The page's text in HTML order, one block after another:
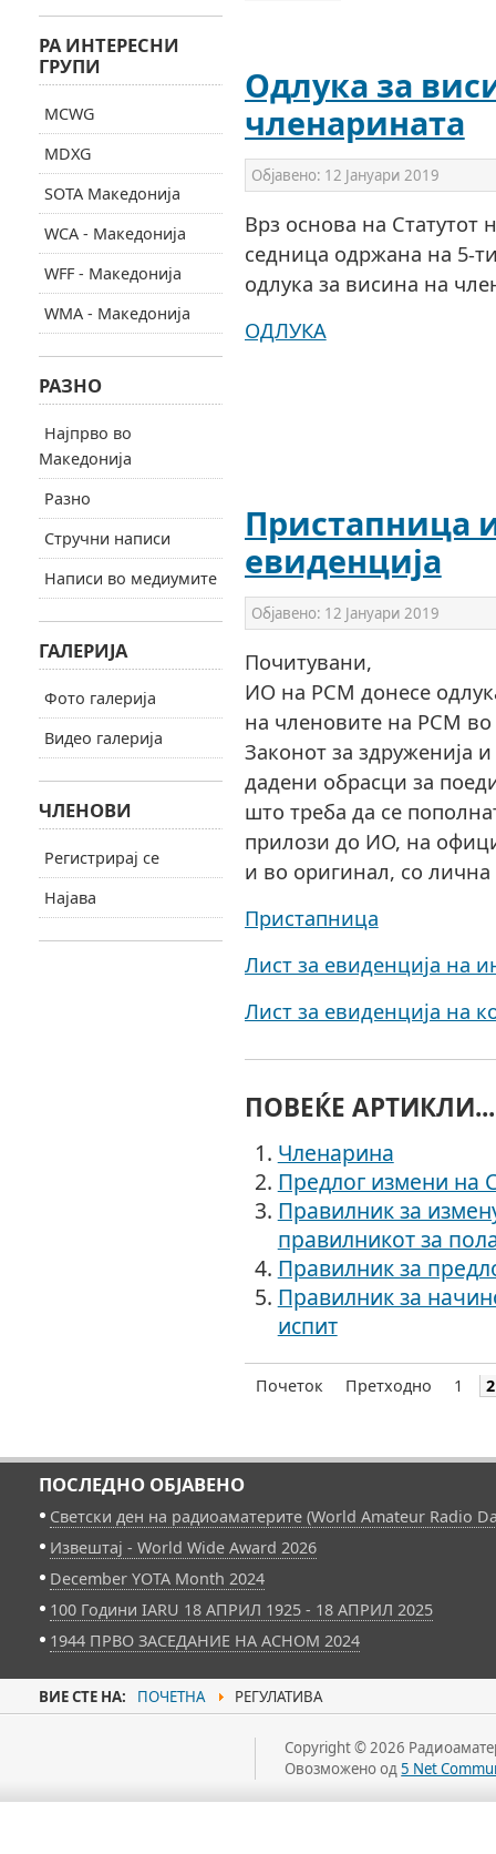
Одлука за
членарината
Објавено: 12 Јануари 2019
Врз основа на
седница одржана на 5-
одлука за висина на
ОДЛУКА
Пристапница
евиденција
Објавено: 12 Јануари 2019
Почитувани,
ИО на РСМ донесе
на членовите на РСМ во
Законот за здруженија
дадени обрасци за
што треба да се
прилози до ИО, на
и во оригинал, со
Пристапница
Лист за евиденција на
Лист за евиденција на
ПОВЕЌЕ АРТИКЛИ...
Членарина
Предлог измени на
Правилник за
правилникот за
Правилник за
Правилник за
испит
Почеток Претходно 1 2
РА ИНТЕРЕСНИ
ГРУПИ
MCWG
MDXG
SOTA Македонија
WCA - Македонија
WFF - Македонија
WMA - Македонија
РАЗНО
Најпрво во
Македонија
Разно
Стручни написи
Написи во медиумите
ГАЛЕРИЈА
Фото галерија
Видео галерија
ЧЛЕНОВИ
Регистрирај се
Најава
ПОСЛЕДНО ОБЈАВЕНО
Светски ден на радиоаматерите (World Amateur Radio
Извештај - World Wide Award 2026
December YOTA Month 2024
100 Години IARU 18 АПРИЛ 1925 - 18 АПРИЛ 2025
1944 ПРВО ЗАСЕДАНИЕ НА АСНОМ 2024
ВИЕ СТЕ НА: ПОЧЕТНА РЕГУЛАТИВА
Copyright © 2026
Овозможено од5 Net